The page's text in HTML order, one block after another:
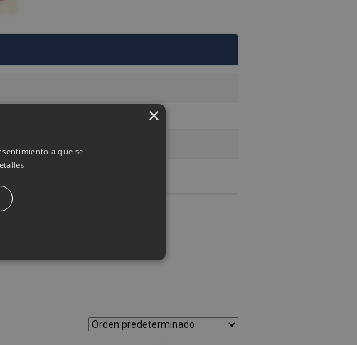
a que se
Esas cookies no se pueden
×